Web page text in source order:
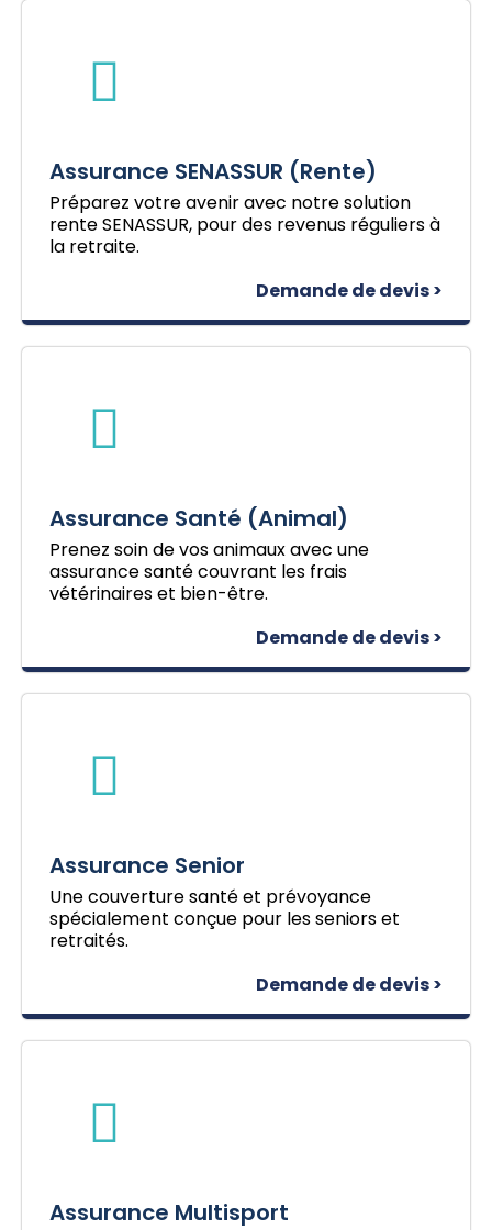
Assurance SENASSUR (Rente)
Préparez votre avenir avec notre solution
rente SENASSUR, pour des revenus réguliers à
la retraite.
Demande de devis >
Assurance Santé (Animal)
Prenez soin de vos animaux avec une
assurance santé couvrant les frais
vétérinaires et bien-être.
Demande de devis >
Assurance Senior
Une couverture santé et prévoyance
spécialement conçue pour les seniors et
retraités.
Demande de devis >
Assurance Multisport